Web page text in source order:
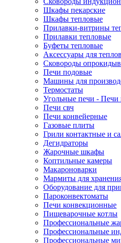
Шкафы пекарские
Шкафы тепловые
Прилавки-витрины
Прилавки тепловые
Буфеты тепловые
Аксессуары для
Сковороды
Печи подовые
Машины для
Термостаты
Угольные печи - Печи
Печи свч
Печи конвейерные
Газовые плиты
Грили контактные и
Дегидраторы
Жарочные шкафы
Коптильные камеры
Макароноварки
Мармиты для
Оборудование для
Пароконвектоматы
Печи конвекционные
Пищеварочные котлы
Профессиональные
Профессиональные
Профессиональные